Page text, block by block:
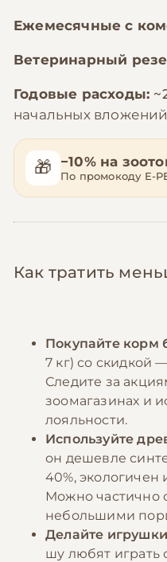
Ежемесячные с
Ветеринарный
Годовые расходы:
начальных
🎁 −10% на
По промокоду E-
Как тратить
Покупайте корм
7 кг) со скидкой
Следите за
зоомагазинах и
лояльности.
Используйте
он дешевле
40%, экологичен
Можно частично
небольшими
Делайте
шу любят